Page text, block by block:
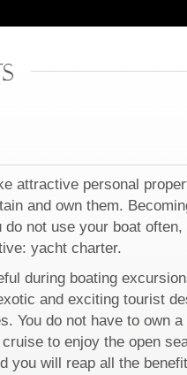
attractive personal
and own them.
not use your boat
yacht charter.
during boating
and exciting tourist
You do not have to own
to enjoy the open
you will reap all the